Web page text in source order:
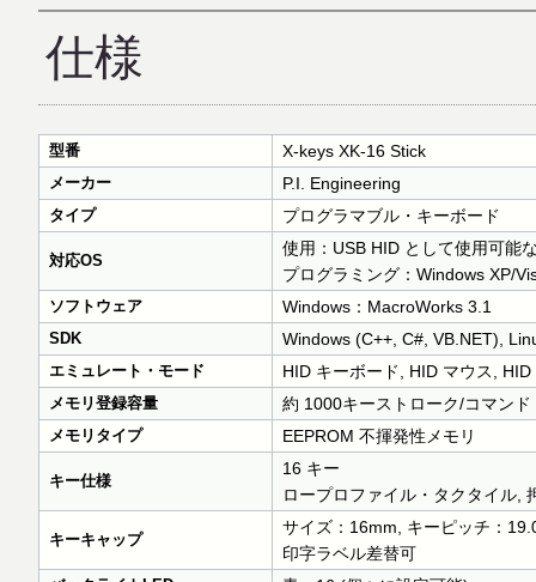
仕様
型番 X-keys XK-16 Stick
メーカー P.I. Engineering
タイプ プログラマブル・キーボード
対応OS
使用：USB HID として使用可能
プログラミング：Windows XP/
ソフトウェア Windows：MacroWorks 3.1
SDK Windows (C++, C#, VB.NET),
エミュレート・モード HID キーボード, HID マウス,
メモリ登録容量 約 1000キーストローク/コマンド
メモリタイプ EEPROM 不揮発性メモリ
キー仕様
16 キー
ロープロファイル・タクタイル,
キーキャップ
サイズ：16mm, キーピッチ：
印字ラベル差替可